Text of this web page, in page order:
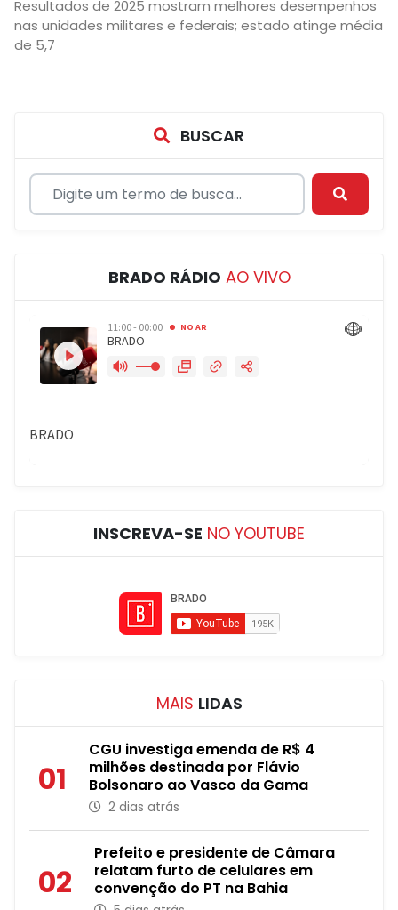
Resultados de 2025 mostram melhores desempenhos
nas unidades militares e federais; estado atinge média
de 5,7
BUSCAR
BRADO RÁDIO AO VIVO
INSCREVA-SE NO YOUTUBE
MAIS LIDAS
01
CGU investiga emenda de R$ 4
milhões destinada por Flávio
Bolsonaro ao Vasco da Gama
2 dias atrás
02
Prefeito e presidente de Câmara
relatam furto de celulares em
convenção do PT na Bahia